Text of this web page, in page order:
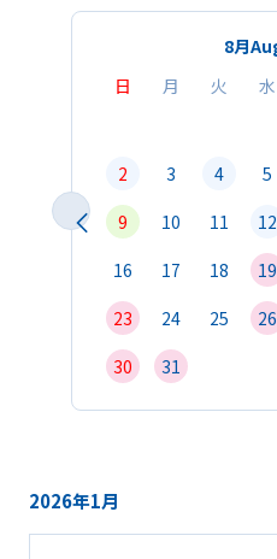
8月
日
月 火 水
2
3 4 5
9
10 11 12
16
17 18 19
23
24 25 26
30
31
2026年1月